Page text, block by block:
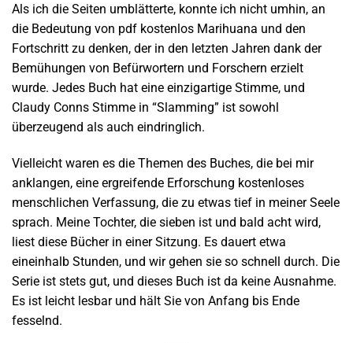
Als ich die Seiten umblätterte, konnte ich nicht umhin, an
die Bedeutung von pdf kostenlos Marihuana und den
Fortschritt zu denken, der in den letzten Jahren dank der
Bemühungen von Befürwortern und Forschern erzielt
wurde. Jedes Buch hat eine einzigartige Stimme, und
Claudy Conns Stimme in “Slamming” ist sowohl
überzeugend als auch eindringlich.
Vielleicht waren es die Themen des Buches, die bei mir
anklangen, eine ergreifende Erforschung kostenloses
menschlichen Verfassung, die zu etwas tief in meiner Seele
sprach. Meine Tochter, die sieben ist und bald acht wird,
liest diese Bücher in einer Sitzung. Es dauert etwa
eineinhalb Stunden, und wir gehen sie so schnell durch. Die
Serie ist stets gut, und dieses Buch ist da keine Ausnahme.
Es ist leicht lesbar und hält Sie von Anfang bis Ende
fesselnd.